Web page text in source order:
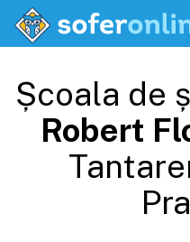
Școala de
Robert